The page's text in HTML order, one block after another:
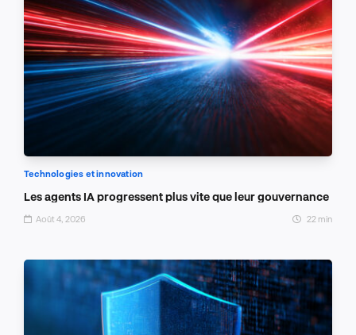
Technologies et innovation
Les agents IA progressent plus vite que leur gouvernance
Août 4, 2026 22 min